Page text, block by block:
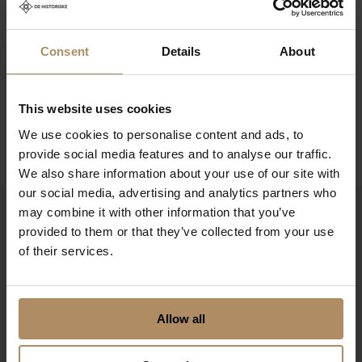
Consent Details About
This website uses cookies
We use cookies to personalise content and ads, to
provide social media features and to analyse our traffic.
We also share information about your use of our site with
our social media, advertising and analytics partners who
may combine it with other information that you’ve
provided to them or that they’ve collected from your use
of their services.
Allow all
kaker, foredrag, yogaøkter eller teambuilding-aktiviteter
i samarbeid med eksterne partnere.
For de som ønsker en eksklusiv ramme rundt sitt
arrangement, kanhele hotellet leies. Dette åpner opp
bryllup og retreats, alt tilpasset individuelle behov.
Møtekapasitet: 60